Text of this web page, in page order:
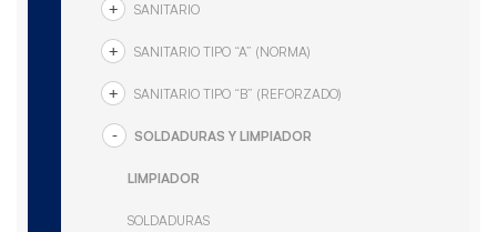
SANITARIO
SANITARIO TIPO “A” (NORMA)
SANITARIO TIPO “B” (REFORZADO)
SOLDADURAS Y LIMPIADOR
LIMPIADOR
SOLDADURAS